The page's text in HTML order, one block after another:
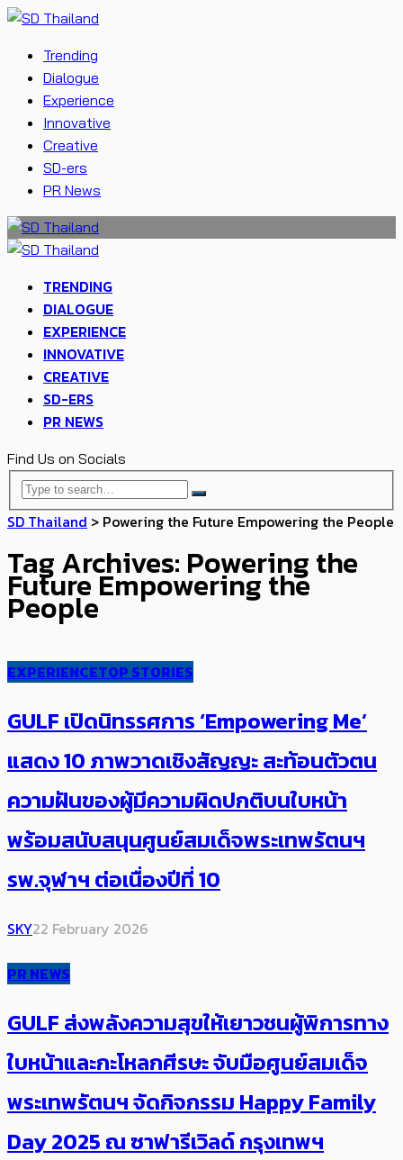
Trending
Dialogue
Experience
Innovative
Creative
SD-ers
PR News
TRENDING
DIALOGUE
EXPERIENCE
INNOVATIVE
CREATIVE
SD-ERS
PR NEWS
Find Us on Socials
SD Thailand > Powering the Future​ Empowering the People
Tag Archives: Powering the
Future​ Empowering the
People
EXPERIENCETOP STORIES
GULF เปิดนิทรรศการ ‘Empowering Me’
แสดง 10 ภาพวาดเชิงสัญญะ สะท้อนตัวตน
ความฝันของผู้มีความผิดปกติบนใบหน้า
พร้อมสนับสนุนศูนย์สมเด็จพระเทพรัตนฯ
รพ.จุฬาฯ ต่อเนื่องปีที่ 10
SKY22 February 2026
PR NEWS
GULF ส่งพลังความสุขให้เยาวชนผู้พิการทาง
ใบหน้าและกะโหลกศีรษะ จับมือศูนย์สมเด็จ
พระเทพรัตนฯ จัดกิจกรรม Happy Family
Day 2025 ณ ซาฟารีเวิลด์ กรุงเทพฯ